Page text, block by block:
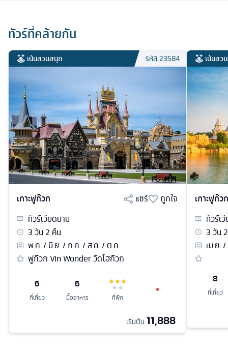
ทัวร์ที่คล้ายกัน
เน้นสวนสนุก รหัส23584
เกาะฟูก๊วก แชร์
ถูกใจ
ทัวร์เวียดนาม
3วัน2 คืน
พ.ค. / มิ.ย. / ก.ค. / ส.ค. / ต.ค.
ฟูก๊วก Vin Wonder วัดโฮก๊วก
6
ที่เที่ยว
6
มื้ออาหาร ที่พัก
เริ่มต้น 11,888
เน้นสว
เกาะฟูก๊วก
ทัวร์เ
3วัน2
เม.ย.
8
ที่เที่ยว